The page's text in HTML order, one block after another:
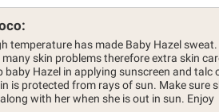
temperature has made Baby Hazel sweat.
skin problems therefore extra skin
baby Hazel in applying sunscreen and talc
is protected from rays of sun. Make sure
with her when she is out in sun. Enjoy